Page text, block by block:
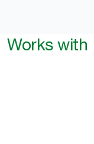
Works with